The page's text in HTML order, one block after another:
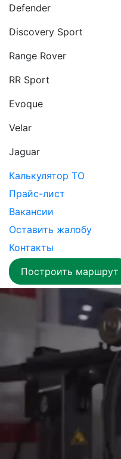
Defender
Discovery Sport
Range Rover
RR Sport
Evoque
Velar
Jaguar
Калькулятор ТО
Прайс-лист
Вакансии
Оставить жалобу
Контакты
Построить маршрут